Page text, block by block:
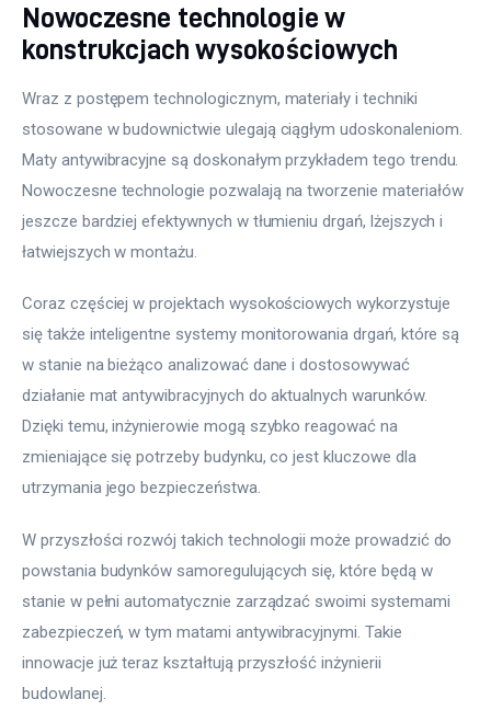
Nowoczesne technologie w
konstrukcjach wysokościowych
Wraz z postępem technologicznym, materiały i techniki
stosowane w budownictwie ulegają ciągłym udoskonaleniom.
Maty antywibracyjne są doskonałym przykładem tego trendu.
Nowoczesne technologie pozwalają na tworzenie materiałów
jeszcze bardziej efektywnych w tłumieniu drgań, lżejszych i
łatwiejszych w montażu.
Coraz częściej w projektach wysokościowych wykorzystuje
się także inteligentne systemy monitorowania drgań, które są
w stanie na bieżąco analizować dane i dostosowywać
działanie mat antywibracyjnych do aktualnych warunków.
Dzięki temu, inżynierowie mogą szybko reagować na
zmieniające się potrzeby budynku, co jest kluczowe dla
utrzymania jego bezpieczeństwa.
W przyszłości rozwój takich technologii może prowadzić do
powstania budynków samoregulujących się, które będą w
stanie w pełni automatycznie zarządzać swoimi systemami
zabezpieczeń, w tym matami antywibracyjnymi. Takie
innowacje już teraz kształtują przyszłość inżynierii
budowlanej.